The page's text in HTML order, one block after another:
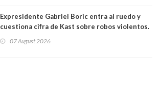
Expresidente Gabriel Boric entra al ruedo y
cuestiona cifra de Kast sobre robos violentos.
07 August 2026